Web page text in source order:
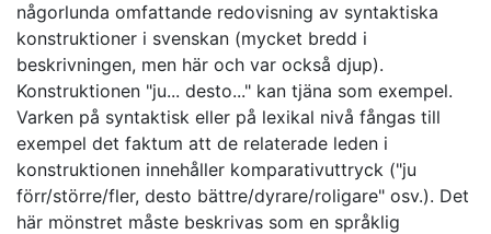
någorlunda omfattande redovisning av syntaktiska
konstruktioner i svenskan (mycket bredd i
beskrivningen, men här och var också djup).
Konstruktionen "ju... desto..." kan tjäna som exempel.
Varken på syntaktisk eller på lexikal nivå fångas till
exempel det faktum att de relaterade leden i
konstruktionen innehåller komparativuttryck ("ju
förr/större/fler, desto bättre/dyrare/roligare" osv.). Det
här mönstret måste beskrivas som en språklig